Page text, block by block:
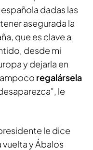
dadas las
asegurada la
que es clave a
desde mi
y dejarla en
regalársela
le
le dice
vuelta y Ábalos